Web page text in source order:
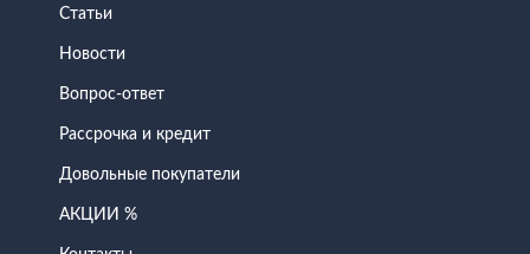
Статьи
Новости
Вопрос-ответ
Рассрочка и кредит
Довольные покупатели
АКЦИИ %